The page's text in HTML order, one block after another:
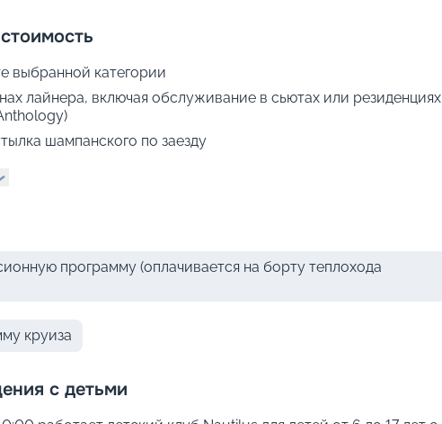
выбранной категории
лайнера, включая обслуживание в сьютах или резиденциях
шампанского по заезду
программу (оплачивается на борту теплохода
круиза
с детьми